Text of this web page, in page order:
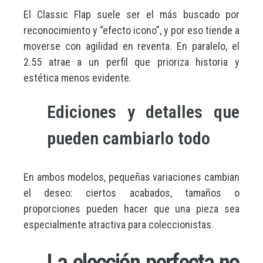
El Classic Flap suele ser el más buscado por
reconocimiento y “efecto icono”, y por eso tiende a
moverse con agilidad en reventa. En paralelo, el
2.55 atrae a un perfil que prioriza historia y
estética menos evidente.
Ediciones y detalles que
pueden cambiarlo todo
En ambos modelos, pequeñas variaciones cambian
el deseo: ciertos acabados, tamaños o
proporciones pueden hacer que una pieza sea
especialmente atractiva para coleccionistas.